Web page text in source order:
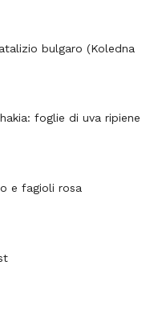
bulgaro (Koledna
foglie di uva ripiene
e fagioli rosa